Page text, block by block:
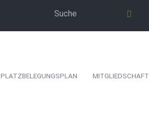
PLATZBELEGUNGSPLAN MITGLIEDSCHAFT